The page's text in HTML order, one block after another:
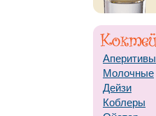
Аперитивы
Молочные
Дейзи
Коблеры